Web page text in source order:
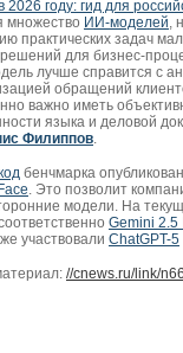
году: гид для
множество ИИ-моделей ,
практических задач
для бизнес-
лучше справится с
обращений
важно иметь
языка и деловой
Филиппов
бенчмарка
. Это позволит
модели. На
Gemini 2.5
участвовали ChatGPT-5
//cnews.ru/link/